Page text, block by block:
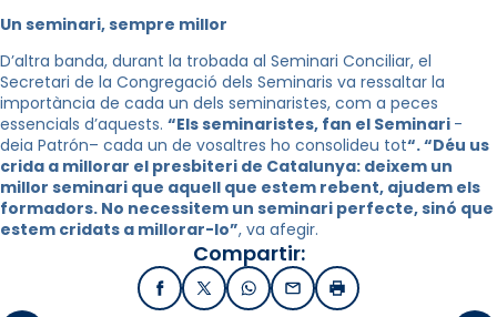
Un seminari, sempre millor
D’altra banda, durant la trobada al Seminari Conciliar, el
Secretari de la Congregació dels Seminaris va ressaltar la
importància de cada un dels seminaristes, com a peces
essencials d’aquests. “Els seminaristes, fan el Seminari -
deia Patrón– cada un de vosaltres ho consolideu tot“. “Déu us
crida a millorar el presbiteri de Catalunya: deixem un
millor seminari que aquell que estem rebent, ajudem els
formadors. No necessitem un seminari perfecte, sinó que
estem cridats a millorar-lo”, va afegir.
Compartir:
FacebookX / TwitterWhatsApp
EmailImprimir